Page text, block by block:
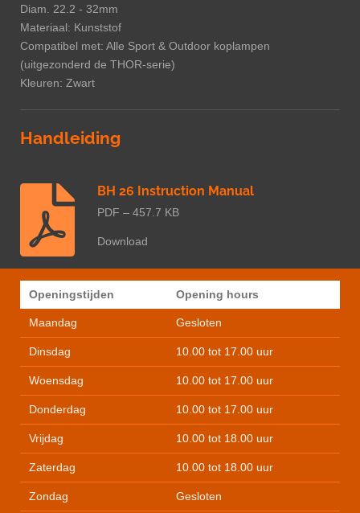
Diam. 22.2 - 32mm
Materiaal: Kunststof
Compatibel met: Alle Sport & Outdoor koplampen
(uitgezonderd de THOR-serie)
Kleuren: Zwart
Handleiding
BH 26 Instruction Manual
PDF – 457.7 KB
Download
Openingstijden Opening hours
Maandag Gesloten
Dinsdag 10.00 tot 17.00 uur
Woensdag 10.00 tot 17.00 uur
Donderdag 10.00 tot 17.00 uur
Vrijdag 10.00 tot 18.00 uur
Zaterdag 10.00 tot 18.00 uur
Zondag Gesloten